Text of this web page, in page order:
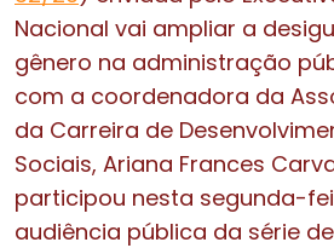
Nacional vai ampliar a
gênero na administração
com a coordenadora da
da Carreira de
Sociais, Ariana Frances
participou nesta segunda-
audiência pública da série